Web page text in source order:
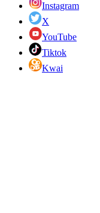
Instagram
X
YouTube
Tiktok
Kwai